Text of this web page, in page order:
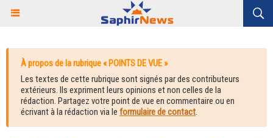
À propos de la rubrique « POINTS DE VUE »
Les textes de cette rubrique sont signés par des contributeurs
extérieurs. Ils expriment leurs opinions et non celles de la
rédaction. Partagez votre point de vue en commentaire ou en
écrivant à la rédaction via le formulaire de contact.